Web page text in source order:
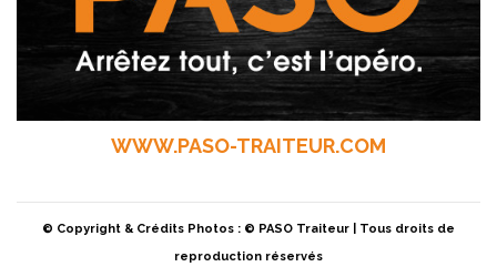
WWW.PASO-TRAITEUR.COM
© Copyright & Crédits Photos : © PASO Traiteur | Tous droits de
reproduction réservés